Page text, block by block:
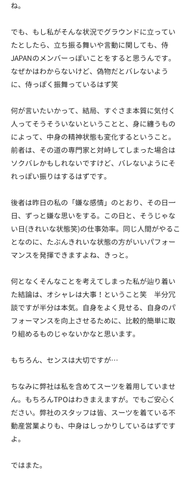
ね。
でも、もし私がそんな状況でグラウンドに立ってい
たとしたら、立ち振る舞いや言動に関しても、侍
JAPANのメンバーっぽいことをすると思うんです。
なぜかはわからないけど、偽物だとバレないよう
に、侍っぽく振舞っているはず笑
何が言いたいかって、結局、すぐさま本質に気付く
人ってそうそういないということと、身に纏うもの
によって、中身の精神状態も変化するということ。
前者は、その道の専門家と対峙してしまった場合は
ソクバレかもしれないですけど、バレないようにそ
れっぽい振りはするはずです。
後者は昨日の私の「嫌な感情」のとおり、その日一
日、ずっと嫌な思いをする。この日と、そうじゃな
い日(きれいな状態笑)の仕事効率。同じ人間がやるこ
となのに、たぶんきれいな状態の方がいいパフォー
マンスを発揮できますよね、きっと。
何となくそんなことを考えてしまった私が辿り着い
た結論は、オシャレは大事！ということ笑　半分冗
談ですが半分は本気。自身をよく見せる、自身のパ
フォーマンスを向上させるために、比較的簡単に取
り組めるものじゃないかなと思います。
もちろん、センスは大切ですが…
ちなみに弊社は私を含めてスーツを着用していませ
ん。もちろんTPOはわきまえますが。でもご安心く
ださい。弊社のスタッフは皆、スーツを着ている不
動産営業よりも、中身はしっかりしているはずです
よ。
ではまた。